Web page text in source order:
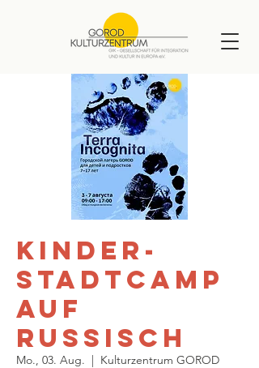
Kinder-
Stadtcamp
auf
Russisch
Mo., 03. Aug.
  |
Kulturzentrum GOROD